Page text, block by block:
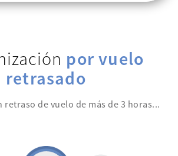
por vuelo
retrasado
retraso de vuelo de más de 3 horas...